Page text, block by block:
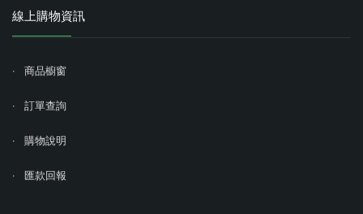
線上購物資訊
商品櫥窗
訂單查詢
購物說明
匯款回報